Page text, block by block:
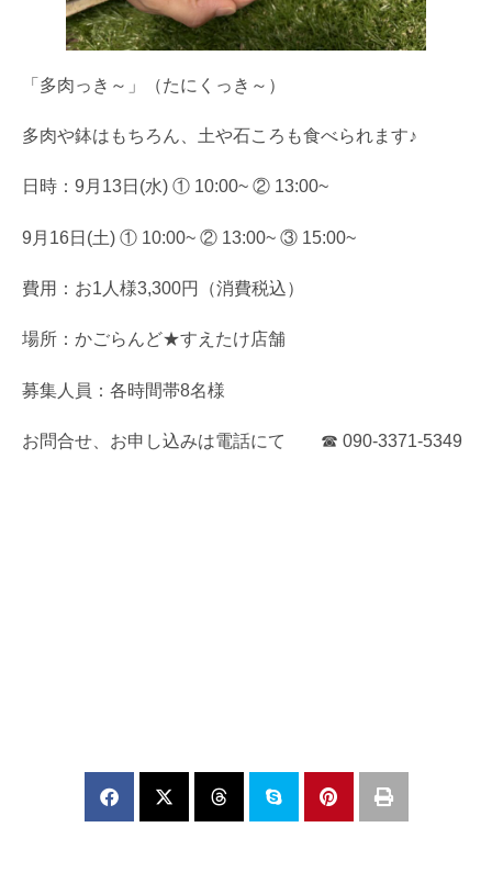
「多肉っき～」（たにくっき～）
多肉や鉢はもちろん、土や石ころも食べられます♪
日時：9月13日(水) ① 10:00~ ② 13:00~
9月16日(土) ① 10:00~ ② 13:00~ ③ 15:00~
費用：お1人様3,300円（消費税込）
場所：かごらんど★すえたけ店舗
募集人員：各時間帯8名様
お問合せ、お申し込みは電話にて ☎ 090-3371-5349